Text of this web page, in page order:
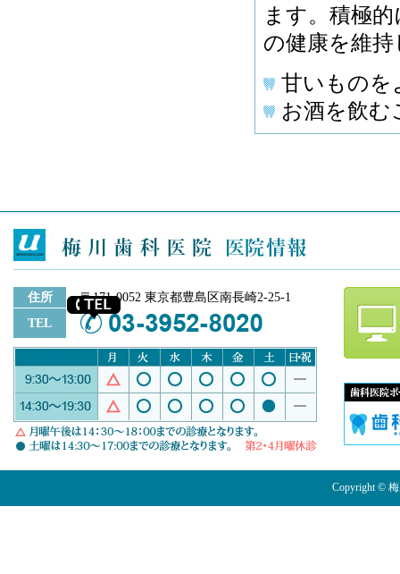
ます。積極
の健康を維
甘いものを
お酒を飲む
住所
〒171-0052 東京都豊島区南長崎2-25-1
TEL
Copyright ©